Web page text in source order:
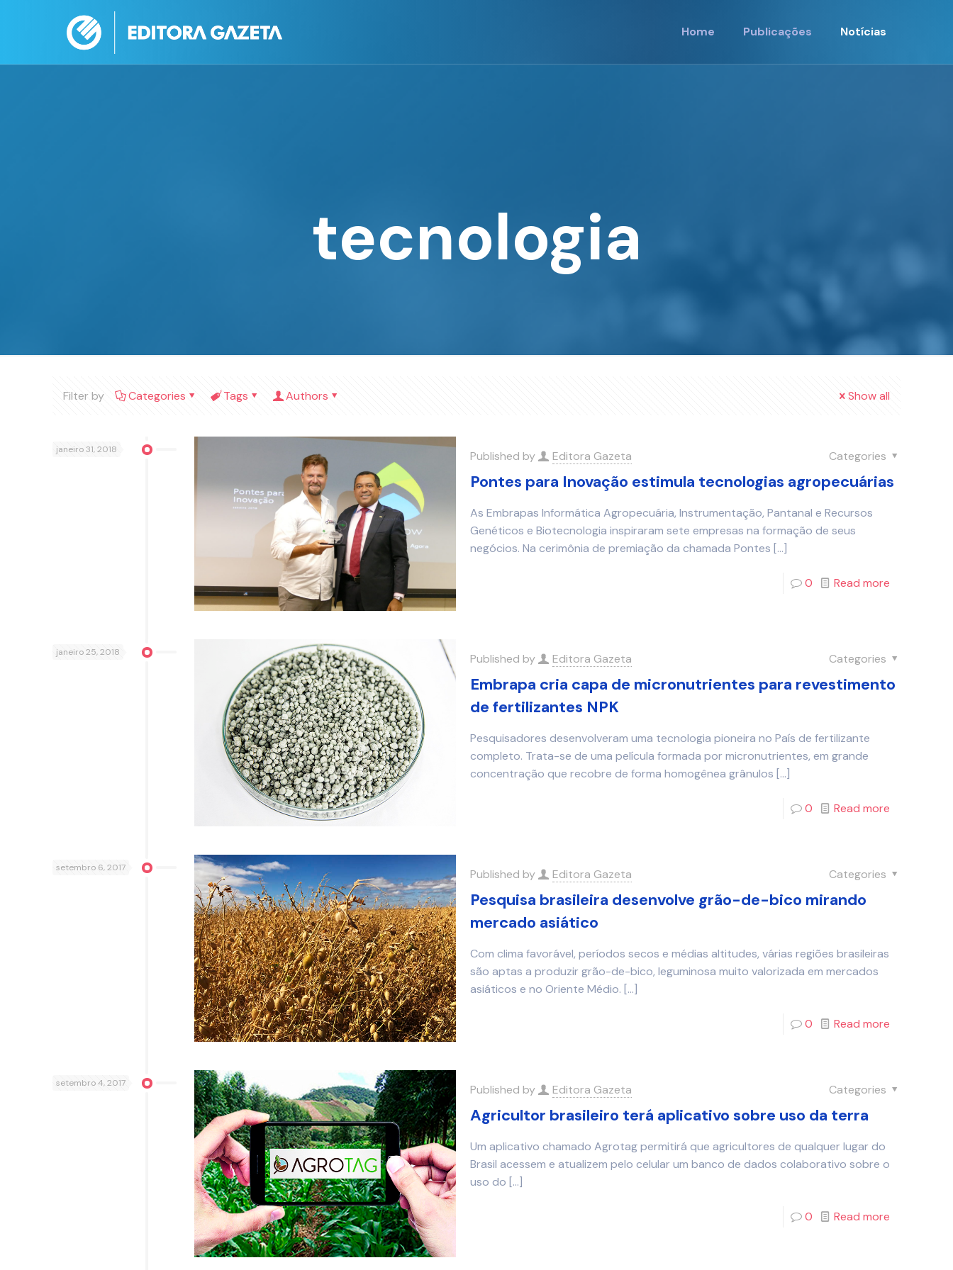
Home Publicações Notícias
tecnologia
Filter by Categories Tags Authors Show all
janeiro 31, 2018 Published by Editora Gazeta Categories
Pontes para Inovação estimula tecnologias agropecuárias
As Embrapas Informática Agropecuária, Instrumentação, Pantanal e Recursos
Genéticos e Biotecnologia inspiraram sete empresas na formação de seus
negócios. Na cerimônia de premiação da chamada Pontes […]
0 Read more
janeiro 25, 2018 Published by Editora Gazeta Categories
Embrapa cria capa de micronutrientes para revestimento
de fertilizantes NPK
Pesquisadores desenvolveram uma tecnologia pioneira no País de fertilizante
completo. Trata-se de uma película formada por micronutrientes, em grande
concentração que recobre de forma homogênea grânulos […]
0 Read more
setembro 6, 2017 Published by Editora Gazeta Categories
Pesquisa brasileira desenvolve grão-de-bico mirando
mercado asiático
Com clima favorável, períodos secos e médias altitudes, várias regiões brasileiras
são aptas a produzir grão-de-bico, leguminosa muito valorizada em mercados
asiáticos e no Oriente Médio. […]
0 Read more
setembro 4, 2017 Published by Editora Gazeta Categories
Agricultor brasileiro terá aplicativo sobre uso da terra
Um aplicativo chamado Agrotag permitirá que agricultores de qualquer lugar do
Brasil acessem e atualizem pelo celular um banco de dados colaborativo sobre o
uso do […]
0 Read more